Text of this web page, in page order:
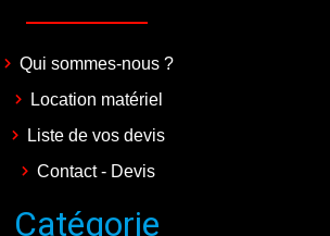
Qui sommes-nous ?
Location matériel
Liste de vos devis
Contact - Devis
Catégorie